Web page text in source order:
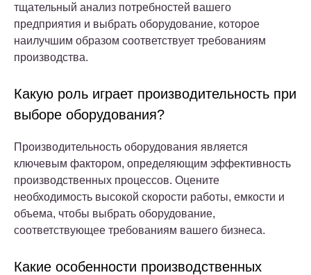
тщательный анализ потребностей вашего
предприятия и выбрать оборудование, которое
наилучшим образом соответствует требованиям
производства.
Какую роль играет производительность при
выборе оборудования?
Производительность оборудования является
ключевым фактором, определяющим эффективность
производственных процессов. Оцените
необходимость высокой скорости работы, емкости и
объема, чтобы выбрать оборудование,
соответствующее требованиям вашего бизнеса.
Какие особенности производственных